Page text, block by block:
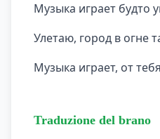
Музыка играет будто
Улетаю, город в огне
Музыка играет, от
Traduzione del brano